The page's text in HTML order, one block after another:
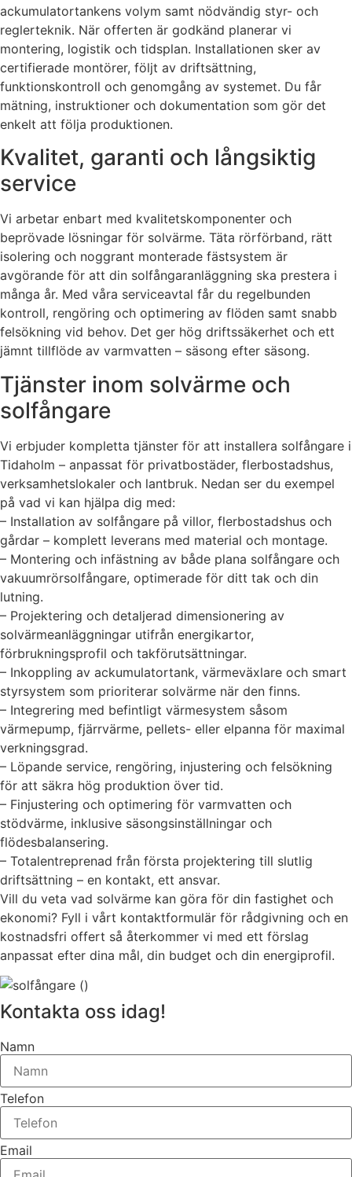
ackumulatortankens volym samt nödvändig styr- och
reglerteknik. När offerten är godkänd planerar vi
montering, logistik och tidsplan. Installationen sker av
certifierade montörer, följt av driftsättning,
funktionskontroll och genomgång av systemet. Du får
mätning, instruktioner och dokumentation som gör det
enkelt att följa produktionen.
Kvalitet, garanti och långsiktig
service
Vi arbetar enbart med kvalitetskomponenter och
beprövade lösningar för solvärme. Täta rörförband, rätt
isolering och noggrant monterade fästsystem är
avgörande för att din solfångaranläggning ska prestera i
många år. Med våra serviceavtal får du regelbunden
kontroll, rengöring och optimering av flöden samt snabb
felsökning vid behov. Det ger hög driftssäkerhet och ett
jämnt tillflöde av varmvatten – säsong efter säsong.
Tjänster inom solvärme och
solfångare
Vi erbjuder kompletta tjänster för att installera solfångare i
Tidaholm – anpassat för privatbostäder, flerbostadshus,
verksamhetslokaler och lantbruk. Nedan ser du exempel
på vad vi kan hjälpa dig med:
– Installation av solfångare på villor, flerbostadshus och
gårdar – komplett leverans med material och montage.
– Montering och infästning av både plana solfångare och
vakuumrörsolfångare, optimerade för ditt tak och din
lutning.
– Projektering och detaljerad dimensionering av
solvärmeanläggningar utifrån energikartor,
förbrukningsprofil och takförutsättningar.
– Inkoppling av ackumulatortank, värmeväxlare och smart
styrsystem som prioriterar solvärme när den finns.
– Integrering med befintligt värmesystem såsom
värmepump, fjärrvärme, pellets- eller elpanna för maximal
verkningsgrad.
– Löpande service, rengöring, injustering och felsökning
för att säkra hög produktion över tid.
– Finjustering och optimering för varmvatten och
stödvärme, inklusive säsongsinställningar och
flödesbalansering.
– Totalentreprenad från första projektering till slutlig
driftsättning – en kontakt, ett ansvar.
Vill du veta vad solvärme kan göra för din fastighet och
ekonomi? Fyll i vårt kontaktformulär för rådgivning och en
kostnadsfri offert så återkommer vi med ett förslag
anpassat efter dina mål, din budget och din energiprofil.
Kontakta oss idag!
Namn
Telefon
Email